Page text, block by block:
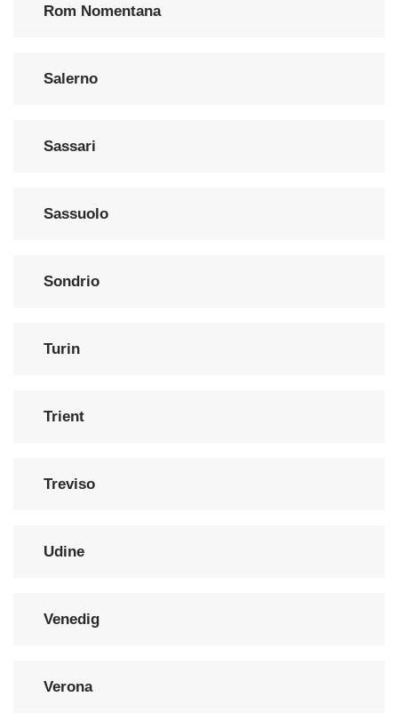
Rom Nomentana
Salerno
Sassari
Sassuolo
Sondrio
Turin
Trient
Treviso
Udine
Venedig
Verona